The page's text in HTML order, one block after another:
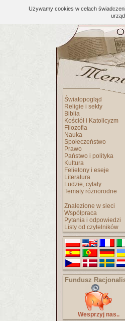
Używamy cookies w celach
Światopogląd
Religie i sekty
Biblia
Kościół i Katolicyzm
Filozofia
Nauka
Społeczeństwo
Prawo
Państwo i polityka
Kultura
Felietony i eseje
Literatura
Ludzie, cytaty
Tematy różnorodne
Znalezione w sieci
Współpraca
Pytania i odpowiedzi
Listy od czytelników
Fundusz
Wesprzyj nas..